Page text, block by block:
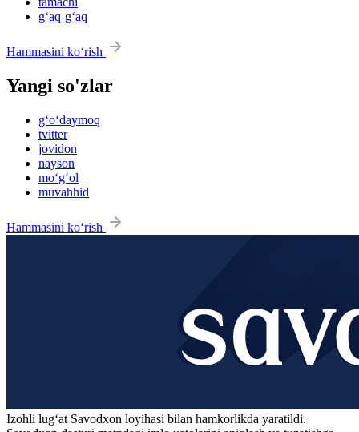
g‘aq-g‘aq
Hammasini ko‘rish
Yangi so'zlar
g‘o‘daymoq
tvitter
jovidon
nayson
mo‘g‘ol
muvahhid
Hammasini ko‘rish
Izohli lugʻat Savodxon loyihasi bilan hamkorlikda yaratildi.